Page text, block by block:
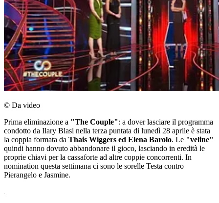
© Da video
Prima eliminazione a "The Couple": a dover lasciare il programma
condotto da Ilary Blasi nella terza puntata di lunedì 28 aprile è stata
la coppia formata da Thais Wiggers ed Elena Barolo. Le "veline"
quindi hanno dovuto abbandonare il gioco, lasciando in eredità le
proprie chiavi per la cassaforte ad altre coppie concorrenti. In
nomination questa settimana ci sono le sorelle Testa contro
Pierangelo e Jasmine.